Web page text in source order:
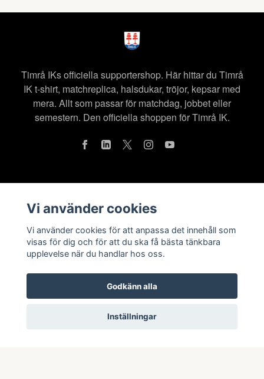
Timrå IKs officiella supportershop. Här hittar du Timrå
IK t-shirt, matchreplica, halsdukar, tröjor, kepsar med
mera. Allt som passar för matchdag, jobbet eller
semestern. Den officiella shoppen för Timrå IK.
Kontakt
Om oss
Integritetspolicy
Vi använder cookies
Vi använder cookies för att anpassa det innehåll som
visas för dig och för att du ska få bästa tänkbara
upplevelse när du handlar hos oss.
Godkänn alla
Inställningar